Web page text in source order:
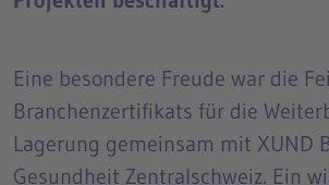
Eine besondere Freude war die
Branchenzertifikats für die
Lagerung gemeinsam mit XUND
Gesundheit Zentralschweiz. Ein